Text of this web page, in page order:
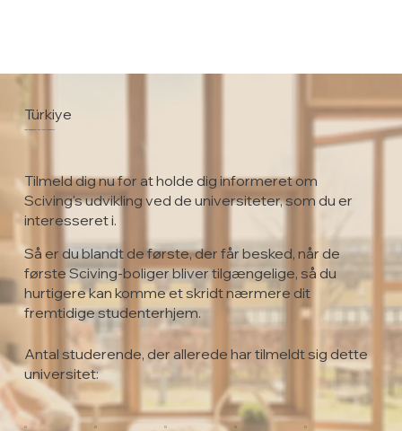
Türkiye
Gebze Technological University
Tilmeld dig nu for at holde dig informeret om
Sciving's udvikling ved de universiteter, som du er
interesseret i.
Så er du blandt de første, der får besked, når de
første Sciving-boliger bliver tilgængelige, så du
hurtigere kan komme et skridt nærmere dit
fremtidige studenterhjem.
Antal studerende, der allerede har tilmeldt sig dette
universitet:
0
0
0
0
0